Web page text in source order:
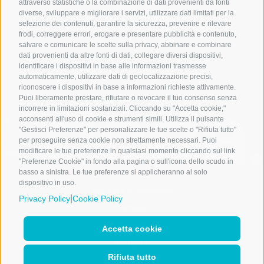
attraverso statistiche o la combinazione di dati provenienti da fonti
diverse, sviluppare e migliorare i servizi, utilizzare dati limitati per la
selezione dei contenuti, garantire la sicurezza, prevenire e rilevare
frodi, correggere errori, erogare e presentare pubblicità e contenuto,
salvare e comunicare le scelte sulla privacy, abbinare e combinare
dati provenienti da altre fonti di dati, collegare diversi dispositivi,
identificare i dispositivi in base alle informazioni trasmesse
automaticamente, utilizzare dati di geolocalizzazione precisi,
riconoscere i dispositivi in base a informazioni richieste attivamente.
Puoi liberamente prestare, rifiutare o revocare il tuo consenso senza
incorrere in limitazioni sostanziali. Cliccando su "Accetta cookie,"
acconsenti all'uso di cookie e strumenti simili. Utilizza il pulsante
"Gestisci Preferenze" per personalizzare le tue scelte o "Rifiuta tutto"
per proseguire senza cookie non strettamente necessari. Puoi
modificare le tue preferenze in qualsiasi momento cliccando sul link
"Preferenze Cookie" in fondo alla pagina o sull'icona dello scudo in
basso a sinistra. Le tue preferenze si applicheranno al solo
dispositivo in uso.
Privacy Policy Cookie Policy
Accetta cookie
Rifiuta tutto
Cookie Policy
Copyright & Disclaimer
Whistleblowing policy
Credits
Microdata
Group
è una
società di
Careers
Insights
Deda USA